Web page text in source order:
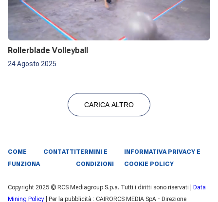
Rollerblade Volleyball
24 Agosto 2025
CARICA ALTRO
COME
FUNZIONA
CONTATTITERMINI E
CONDIZIONI
INFORMATIVA PRIVACY E
COOKIE POLICY
Copyright 2025 © RCS Mediagroup S.p.a. Tutti i diritti sono riservati | Data
Mining Policy | Per la pubblicità : CAIRORCS MEDIA SpA - Direzione